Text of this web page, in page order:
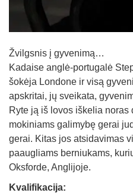
Žvilgsnis į gyvenimą…
Kadaise anglė-portugalė
šokėja Londone ir visą
apskritai, jų sveikata,
Ryte ją iš lovos iškelia noras
mokiniams galimybę gerai
gerai. Kitas jos atsidavimas
paaugliams berniukams,
Oksforde, Anglijoje.
Kvalifikacija: